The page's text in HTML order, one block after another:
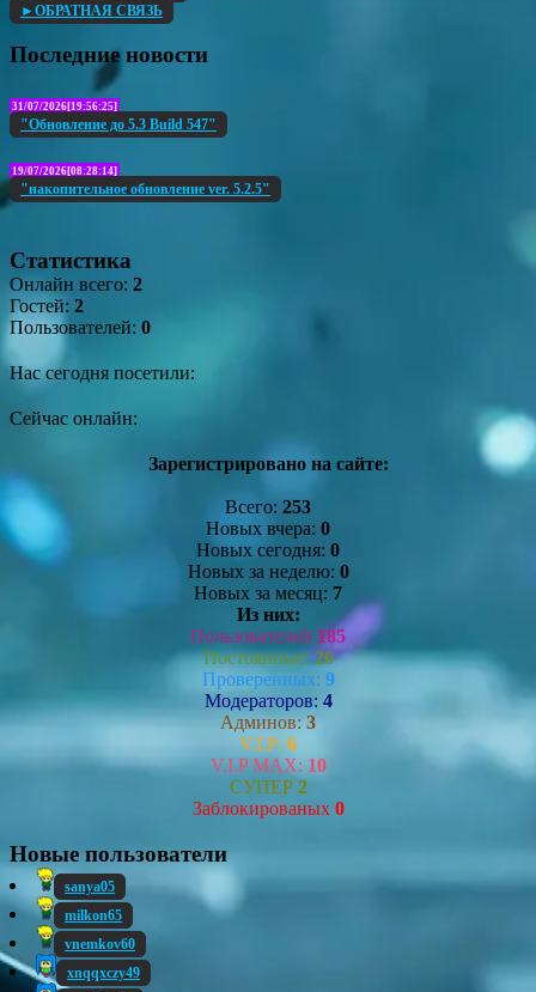
►ОБРАТНАЯ СВЯЗЬ
Последние новости
31/07/2026[19:56:25]
"Обновление до 5.3 Build 547"
19/07/2026[08:28:14]
"накопительное обновление ver. 5.2.5"
Статистика
Онлайн всего: 2
Гостей: 2
Пользователей: 0
Нас сегодня посетили:
Сейчас онлайн:
Зарегистрировано на сайте:
Всего: 253
Новых вчера: 0
Новых сегодня: 0
Новых за неделю: 0
Новых за месяц: 7
Из них:
Пользователей 185
Постоянные:26
Проверенных: 9
Модераторов: 4
Админов: 3
V.I.P: 6
V.I.P MAX: 10
СУПЕР 2
Заблокированых 0
Новые пользователи
sanya05
milkon65
vnemkov60
xnqqxczy49